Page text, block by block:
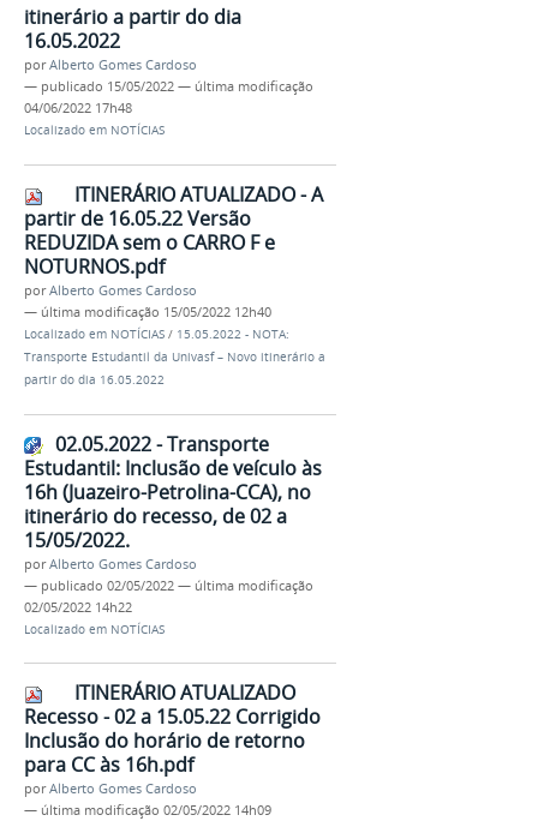
itinerário a partir do dia
16.05.2022
porAlberto Gomes Cardoso
— publicado 15/05/2022 — última modificação
04/06/2022 17h48
Localizado em NOTÍCIAS
ITINERÁRIO ATUALIZADO - A
partir de 16.05.22 Versão
REDUZIDA sem o CARRO F e
NOTURNOS.pdf
porAlberto Gomes Cardoso
— última modificação 15/05/2022 12h40
Localizado em NOTÍCIAS / 15.05.2022 - NOTA:
Transporte Estudantil da Univasf – Novo itinerário a
partir do dia 16.05.2022
02.05.2022 - Transporte
Estudantil: Inclusão de veículo às
16h (Juazeiro-Petrolina-CCA), no
itinerário do recesso, de 02 a
15/05/2022.
porAlberto Gomes Cardoso
— publicado 02/05/2022 — última modificação
02/05/2022 14h22
Localizado em NOTÍCIAS
ITINERÁRIO ATUALIZADO
Recesso - 02 a 15.05.22 Corrigido
Inclusão do horário de retorno
para CC às 16h.pdf
porAlberto Gomes Cardoso
— última modificação 02/05/2022 14h09